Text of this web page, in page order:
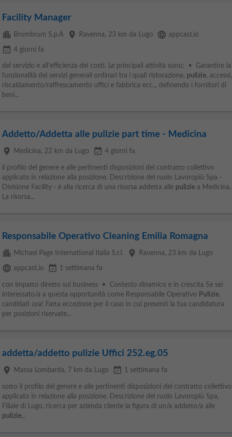
Facility Manager
apartment Brumbrum S.p.A place Ravenna, 23 km da Lugo language appcast.io
event_available 4 giorni fa
del servizio e all'efficienza dei costi. Le principali attività sono: • Garantire la
funzionalità dei servizi generali ordinari tra i quali ristorazione, pulizie, accessi,
riscaldamento/raffrescamento uffici e fabbrica ecc.., definendo i fornitori di
beni...
Addetto/Addetta alle pulizie part time - Medicina
place Medicina, 22 km da Lugo event_available 4 giorni fa
il profilo del genere e alle pertinenti disposizioni del contratto collettivo
applicato in relazione alla posizione. Descrizione del ruolo Lavoropiù Spa -
Divisione Facility - è alla ricerca di una risorsa addetta alle puliziea Medicina.
La risorsa...
Responsabile Operativo Cleaning Emilia Romagna
apartment Michael Page International Italia S.r.l. place Ravenna, 23 km da Lugo
language appcast.io event_available 1 settimana fa
con impatto diretto sul business • Contesto dinamico e in crescita Se sei
interessato/a a questa opportunità come Responsabile Operativo Pulizie,
candidati ora! Fatta eccezione per il caso in cui presenti la tua candidatura
per posizioni riservate...
addetta/addetto pulizie Uffici 252.eg.05
place Massa Lombarda, 7 km da Lugo event_available 1 settimana fa
sotto il profilo del genere e alle pertinenti disposizioni del contratto collettivo
applicato in relazione alla posizione. Descrizione del ruolo Lavoropiù Spa,
Filiale di Lugo, ricerca per azienda cliente la figura di un/a addetto/a alle
pulizie...